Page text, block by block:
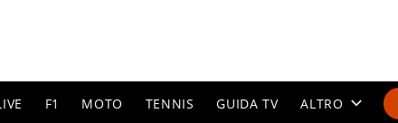
F1 MOTO TENNIS GUIDA TV ALTRO